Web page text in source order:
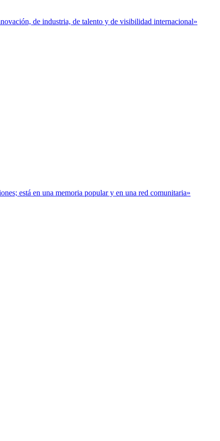
de industria, de talento y de visibilidad internacional»
está en una memoria popular y en una red comunitaria»